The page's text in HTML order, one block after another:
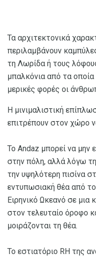
Τα αρχιτεκτονικά
περιλαμβάνουν
τη Λωρίδα ή τους
μπαλκόνια από τα οποία
μερικές φορές οι
Η μινιμαλιστική
επιτρέπουν στον χώρο
Το Andaz μπορεί να μην
στην πόλη, αλλά λόγω
την υψηλότερη πισίνα
εντυπωσιακή θέα από
Ειρηνικό Ωκεανό σε μια
στον τελευταίο όροφο
μοιράζονται τη θέα.
Το εστιατόριο RH της